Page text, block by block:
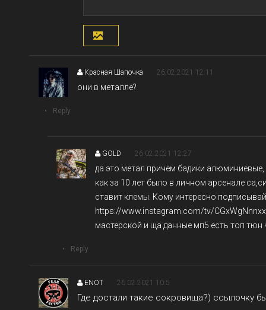
Красная Шапочка 26.02.2021 12:11
они в металле?
Reply
GOLD 26.02.2021 12:27
да это метал причём бадики
как за 10 лет было в личном арсенале
ставит клемы. Кому интересно
https://www.instagram.com/tv/
мастерской и ща данные мп5 есть топ тюн
Reply
ENOT 26.02.2021 10:5
Где достали такие сокровища?) ссылочку